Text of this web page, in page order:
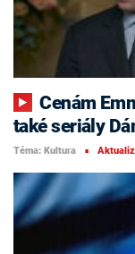
Cenám Emmy kralovala Koruna. Bodovaly
také seriály
Téma: Kultura ■